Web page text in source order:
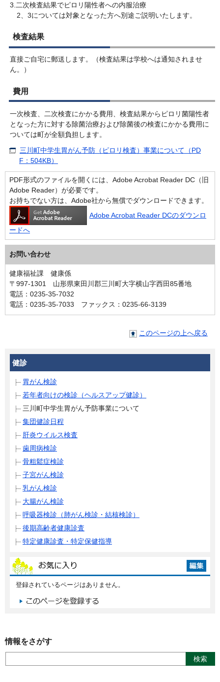
3.二次検査結果でピロリ陽性者への内服治療
2、3については対象となった方へ別途ご説明いたします。
検査結果
直接ご自宅に郵送します。（検査結果は学校へは通知されませ
ん。）
費用
一次検査、二次検査にかかる費用、検査結果からピロリ菌陽性者
となった方に対する除菌治療および除菌後の検査にかかる費用に
ついては町が全額負担します。
三川町中学生胃がん予防（ピロリ検査）事業について（PD
F：504KB）
PDF形式のファイルを開くには、Adobe Acrobat Reader DC（旧
Adobe Reader）が必要です。
お持ちでない方は、Adobe社から無償でダウンロードできます。
Adobe Acrobat Reader DCのダウンロ
ードへ
お問い合わせ
健康福祉課 健康係
〒997-1301 山形県東田川郡三川町大字横山字西田85番地
電話：0235-35-7032
電話：0235-35-7033 ファックス：0235-66-3139
このページの上へ戻る
健診
胃がん検診
若年者向けの検診（ヘルスアップ健診）
三川町中学生胃がん予防事業について
集団健診日程
肝炎ウイルス検査
歯周病検診
骨粗鬆症検診
子宮がん検診
乳がん検診
大腸がん検診
呼吸器検診（肺がん検診・結核検診）
後期高齢者健康診査
特定健康診査・特定保健指導
登録されているページはありません。
情報をさがす